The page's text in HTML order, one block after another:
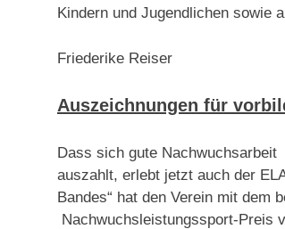
Kindern und Jugendlichen sowie
Friederike Reiser
Auszeichnungen für
Dass sich gute
auszahlt, erlebt jetzt auch der
Bandes“ hat den Verein mit dem
Nachwuchsleistungssport-Preis